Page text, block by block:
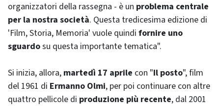
organizzatori della rassegna - è un problema centrale
per la nostra società. Questa tredicesima edizione di
'Film, Storia, Memoria' vuole quindi fornire uno
sguardosu questa importante tematica".
Si inizia, allora, martedì 17 aprile con "Il posto", film
del 1961 di Ermanno Olmi, per poi continuare con altre
quattro pellicole di produzione più recente, dal 2001